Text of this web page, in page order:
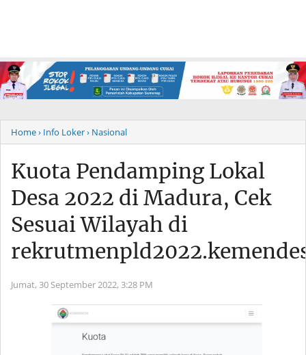
Home› Info Loker› Nasional
Kuota Pendamping Lokal
Desa 2022 di Madura, Cek
Sesuai Wilayah di
Jumat, 30 September 2022, 3:28 PM